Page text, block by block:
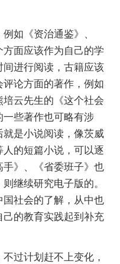
如《资治通鉴》、
方面应该作为自己的学
进行阅读，古籍应该
论方面的著作，例如
云先生的《这个社会
些著作也可略有涉
是小说阅读，像茨威
的短篇小说，可以逐
》、《省委班子》也
继续研究电子版的。
社会的了解，从中也
的教育实践起到补充
过计划赶不上变化，